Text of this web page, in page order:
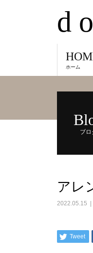
d
ホーム
ブロ
アレ
2022.05.15
Tweet